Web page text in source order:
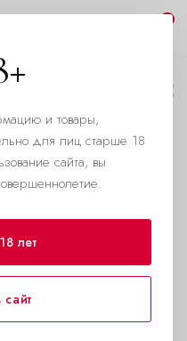
и товары,
для лиц старше 18
сайта, вы
лет
Условия доставки